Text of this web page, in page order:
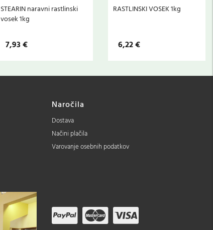
STEARIN naravni rastlinski
vosek 1kg
7,93 €
RASTLINSKI VOSEK 1kg
6,22 €
Naročila
Dostava
Načini plačila
Varovanje osebnih podatkov